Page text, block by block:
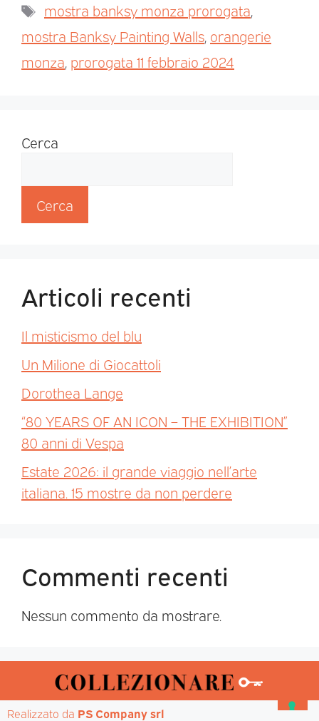
mostra banksy monza prorogata
mostra Banksy Painting Walls orangerie
monza prorogata 11 febbraio 2024
Cerca
Cerca
Articoli recenti
Il misticismo del blu
Un Milione di Giocattoli
Dorothea Lange
“80 YEARS OF AN ICON – THE EXHIBITION”
80 anni di Vespa
Estate 2026: il grande viaggio nell’arte
italiana. 15 mostre da non perdere
Commenti recenti
Nessun commento da mostrare.
Realizzato da PS Company srl